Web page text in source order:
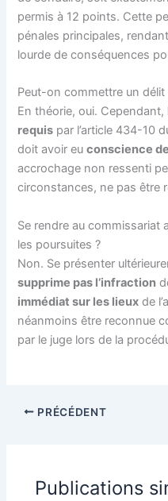
permis à 12 points. Cette
pénales principales,
lourde de conséquences
Peut-on commettre un
En théorie, oui. Cependant,
requis par l’article 434-10
doit avoir euconscience
accrochage non ressenti
circonstances, ne pas être
Se rendre au commissariat
les poursuites ?
Non. Se présenter
supprime pas l’infraction
immédiat sur les lieux de
néanmoins être reconnue
par le juge lors de la
PRÉCÉDENT
Publications